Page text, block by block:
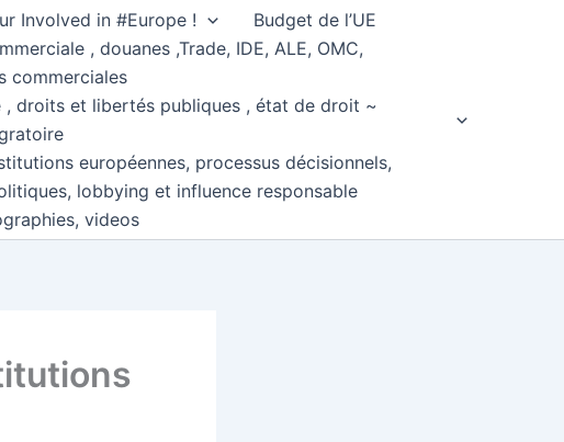
Involved in #Europe !
Budget de l’UE
, douanes ,Trade, IDE, ALE, OMC,
commerciales
, droits et libertés publiques , état de droit ~
européennes, processus décisionnels,
lobbying et influence responsable
videos